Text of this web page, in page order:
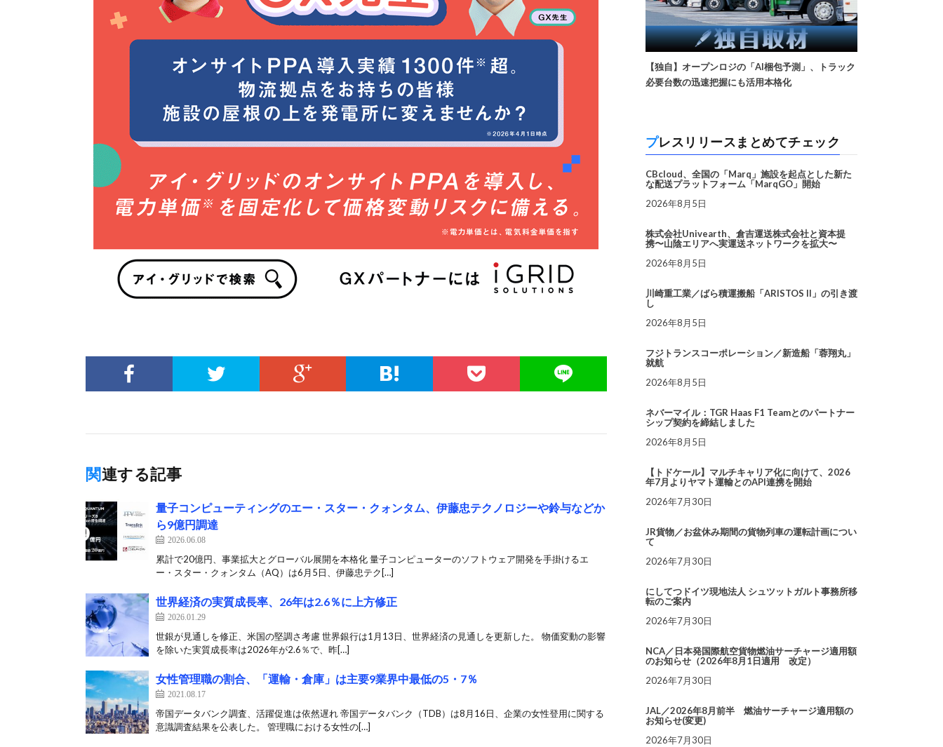
関連する記事
量子コンピューティングのエー・スター・クォンタム、伊藤忠テクノロジーや鈴与などか
ら9億円調達
2026.06.08
累計で20億円、事業拡大とグローバル展開を本格化 量子コンピューターのソフトウェア開発を手掛けるエ
ー・スター・クォンタム（AQ）は6月5日、伊藤忠テク[…]
世界経済の実質成長率、26年は2.6％に上方修正
2026.01.29
世銀が見通しを修正、米国の堅調さ考慮 世界銀行は1月13日、世界経済の見通しを更新した。 物価変動の影響
を除いた実質成長率は2026年が2.6％で、昨[…]
女性管理職の割合、「運輸・倉庫」は主要9業界中最低の5・7％
2021.08.17
帝国データバンク調査、活躍促進は依然遅れ 帝国データバンク（TDB）は8月16日、企業の女性登用に関する
意識調査結果を公表した。 管理職における女性の[…]
【独自】オープンロジの「AI梱包予測」、トラック
必要台数の迅速把握にも活用本格化
プレスリリースまとめてチェック
CBcloud、全国の「Marq」施設を起点とした新た
な配送プラットフォーム「MarqGO」開始
2026年8月5日
株式会社Univearth、倉吉運送株式会社と資本提
携〜山陰エリアへ実運送ネットワークを拡大〜
2026年8月5日
川崎重工業／ばら積運搬船「ARISTOS II」の引き渡
し
2026年8月5日
フジトランスコーポレーション／新造船「蓉翔丸」
就航
2026年8月5日
ネバーマイル：TGR Haas F1 Teamとのパートナー
シップ契約を締結しました
2026年8月5日
【トドケール】マルチキャリア化に向けて、2026
年7月よりヤマト運輸とのAPI連携を開始
2026年7月30日
JR貨物／お盆休み期間の貨物列車の運転計画につい
て
2026年7月30日
にしてつドイツ現地法人 シュツットガルト事務所移
転のご案内
2026年7月30日
NCA／日本発国際航空貨物燃油サーチャージ適用額
のお知らせ（2026年8月1日適用 改定）
2026年7月30日
JAL／2026年8月前半 燃油サーチャージ適用額の
お知らせ(変更)
2026年7月30日